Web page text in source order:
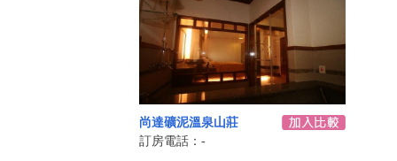
尚達礦泥溫泉山莊
訂房電話：-